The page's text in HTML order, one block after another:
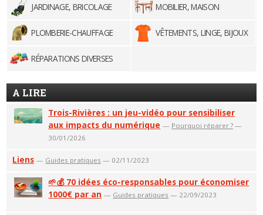
JARDINAGE, BRICOLAGE
MOBILIER, MAISON
PLOMBERIE-CHAUFFAGE VÊTEMENTS, LINGE, BIJOUX
RÉPARATIONS DIVERSES
A LIRE
Trois-Rivières : un jeu-vidéo pour sensibiliser
aux impacts du numérique — Pourquoi réparer ? —
30/01/2026
Liens — Guides pratiques — 02/11/2023
🌱💰 70 idées éco-responsables pour économiser
1000€ par an — Guides pratiques — 22/09/2023